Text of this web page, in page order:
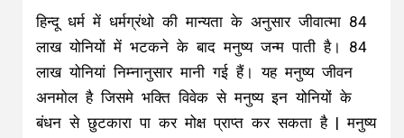
हिन्दू धर्म में धर्मग्रंथो की मान्यता के अनुसार जीवात्मा 84
लाख योनियों में भटकने के बाद मनुष्य जन्म पाती है। 84
लाख योनियां निम्नानुसार मानी गई हैं। यह मनुष्य जीवन
अनमोल है जिसमे भक्ति विवेक से मनुष्य इन योनियों के
बंधन से छुटकारा पा कर मोक्ष प्राप्त कर सकता है | मनुष्य